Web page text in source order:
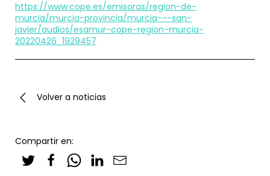
https://www.cope.es/emisoras/region-de-
murcia/murcia-provincia/murcia---san-
javier/audios/esamur-cope-region-murcia-
20220426_1929457
Volver a noticias
Compartir en: